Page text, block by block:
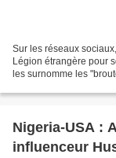
Sur les réseaux
Légion étrangère pour
les surnomme les
Nigeria-USA :
influenceur